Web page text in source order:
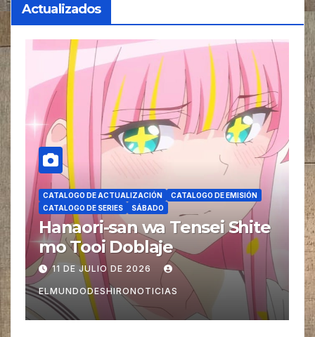
Actualizados
CATALOGO DE ACTUALIZACIÓN
CATALOGO DE EMISIÓN
CATALOGO DE SERIES
SÁBADO
Kabushikigaisha Magi-
Lumière (Magilumiere
Magical Girls S. A) 2nd
Season Doblaje
4 DE JULIO DE 2026
ELMUNDODESHIRONOTICIAS